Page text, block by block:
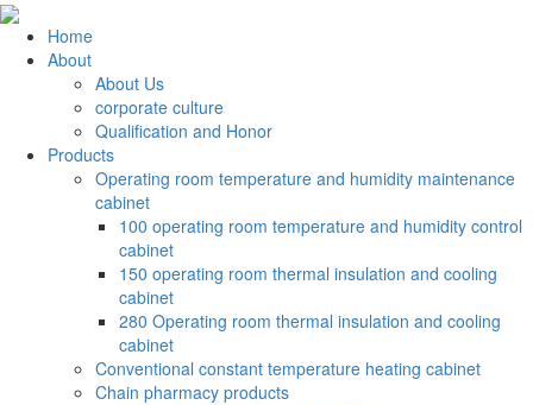
Home
About
About Us
corporate culture
Qualification and Honor
Products
Operating room temperature and humidity maintenance
cabinet
100 operating room temperature and humidity control
cabinet
150 operating room thermal insulation and cooling
cabinet
280 Operating room thermal insulation and cooling
cabinet
Conventional constant temperature heating cabinet
Chain pharmacy products